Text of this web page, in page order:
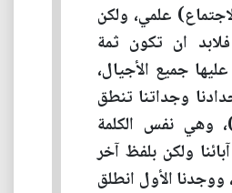
علمي، ولكن
ان تكون ثمة
جميع الأجيال،
وجداتنا تنطق
وهي نفس الكلمة
ولكن بلفظ آخر
الأول انطلق